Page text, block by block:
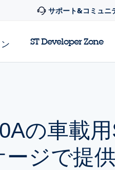
サポート&コミュニ
ST Developer Zone
の車載
ージで提供